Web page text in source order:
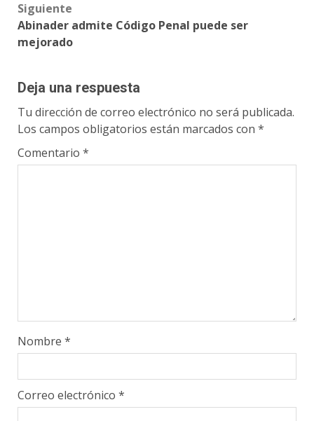
Siguiente
Abinader admite Código Penal puede ser
mejorado
Deja una respuesta
Tu dirección de correo electrónico no será publicada.
Los campos obligatorios están marcados con *
Comentario *
Nombre *
Correo electrónico *